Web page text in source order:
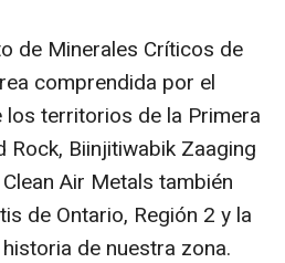
de Minerales Críticos de
comprendida por el
territorios de la Primera
Rock, Biinjitiwabik Zaaging
Air Metals también
de Ontario, Región 2 y la
de nuestra zona.